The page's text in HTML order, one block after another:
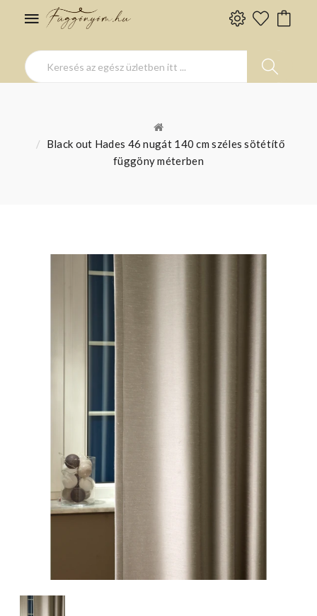
Black out Hades 46 nugát 140 cm széles sötétítő
függöny méterben